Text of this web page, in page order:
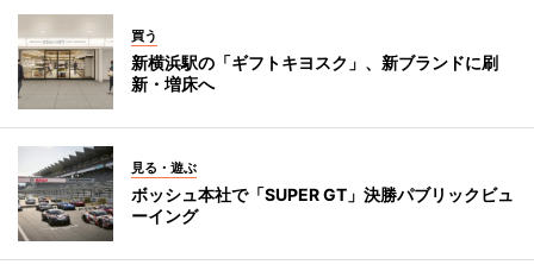
買う
新横浜駅の「ギフトキヨスク」、新ブランドに刷
新・増床へ
見る・遊ぶ
ボッシュ本社で「SUPER GT」決勝パブリックビュ
ーイング